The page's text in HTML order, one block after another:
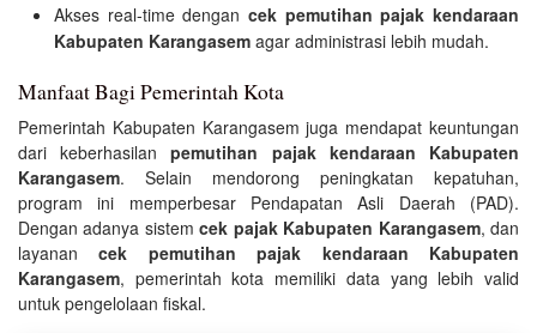
Akses real-time dengan cek pemutihan pajak kendaraan
Kabupaten Karangasem agar administrasi lebih mudah.
Manfaat Bagi Pemerintah Kota
Pemerintah Kabupaten Karangasem juga mendapat keuntungan
dari keberhasilanpemutihan pajak kendaraan Kabupaten
Karangasem. Selain mendorong peningkatan kepatuhan,
program ini memperbesar Pendapatan Asli Daerah (PAD).
Dengan adanya sistemcek pajak Kabupaten Karangasem, dan
layanancek pemutihan pajak kendaraan Kabupaten
Karangasem, pemerintah kota memiliki data yang lebih valid
untuk pengelolaan fiskal.